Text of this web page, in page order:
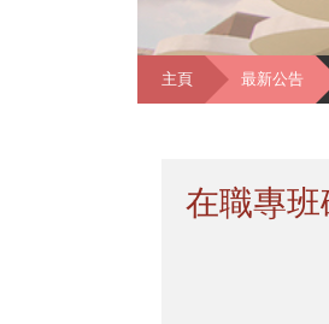
主頁 最新公告
在職專班